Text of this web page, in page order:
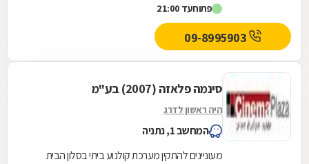
פתוחעד 21:00
סינמה פלאזה (2007) בע"מ
היה ראשון לדרג
המחשב 1, נתניה
מעוניינים להתקין מערכת קולנוע ביתי בסלון הבית